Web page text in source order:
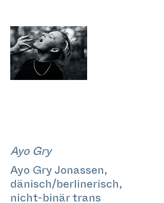
Ayo Gry
Ayo Gry Jonassen,
dänisch/berlinerisch,
nicht-binär trans